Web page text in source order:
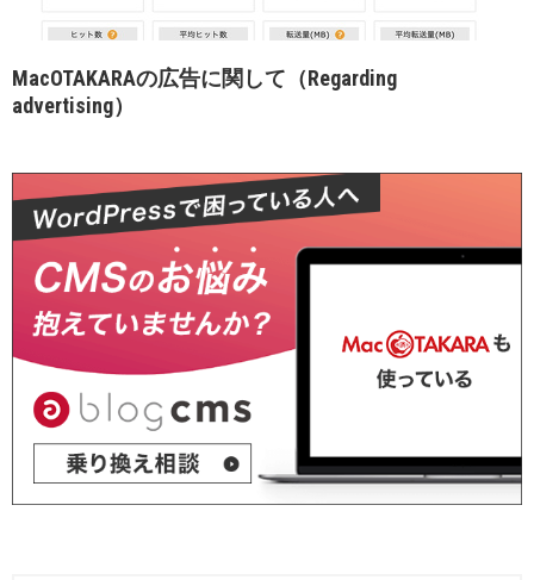
MacOTAKARAの広告に関して（Regarding
advertising）